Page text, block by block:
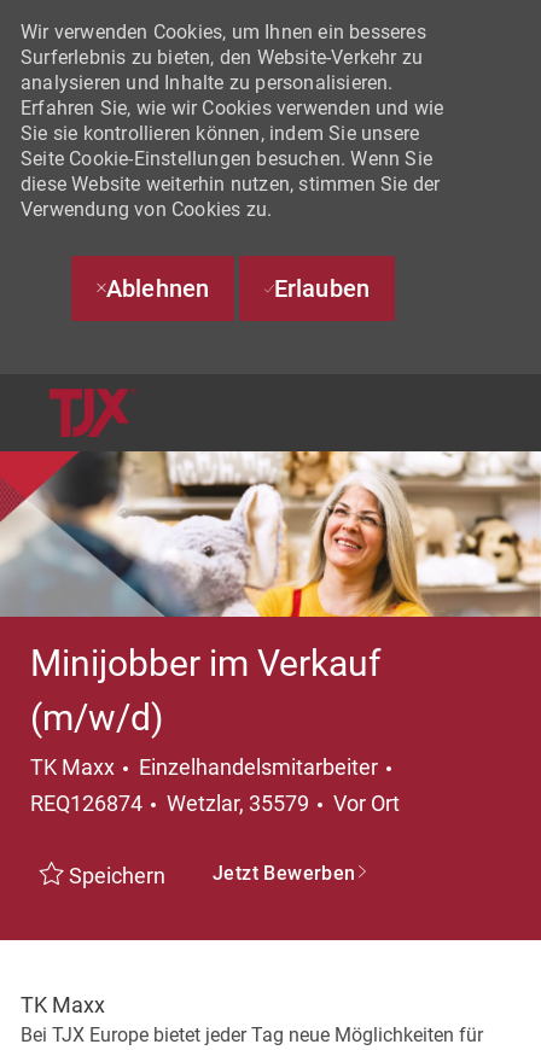
Wir verwenden Cookies, um Ihnen ein besseres
Surferlebnis zu bieten, den Website-Verkehr zu
analysieren und Inhalte zu personalisieren.
Erfahren Sie, wie wir Cookies verwenden und wie
Sie sie kontrollieren können, indem Sie unsere
Seite Cookie-Einstellungen besuchen. Wenn Sie
diese Website weiterhin nutzen, stimmen Sie der
Verwendung von Cookies zu.
Ablehnen Erlauben
Minijobber im Verkauf
(m/w/d)
TK Maxx Kategorie
Einzelhandelsmitarbeiter
REQ126874
Ort
Wetzlar, 35579 Vor Ort
Speichern Jetzt Bewerben
TK Maxx
Bei TJX Europe bietet jeder Tag neue Möglichkeiten für